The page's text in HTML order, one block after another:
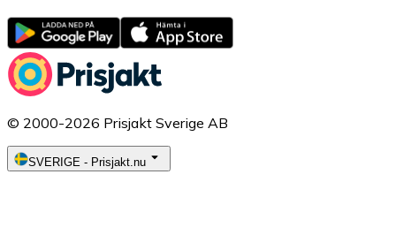
© 2000-2026 Prisjakt Sverige AB
SVERIGE - Prisjakt.nu